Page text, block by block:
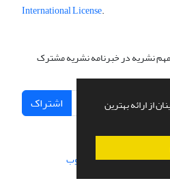
از ارائه بهترین
International License.
مهم نشریه در خبرنامه نشریه مشترک
اشتراک
و پیاده سازی از سیناوب